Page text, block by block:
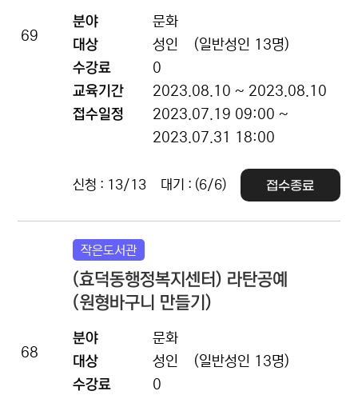
69
분야
문화
대상
성인
(일반성인 13명)
수강료
0
교육기간
2023.08.10 ~ 2023.08.10
접수일정
2023.07.19 09:00 ~
2023.07.31 18:00
신청 : 13/13 대기 : (6/6) 접수종료
68
작은도서관
(효덕동행정복지센터) 라탄공예
(원형바구니 만들기)
분야
문화
대상
성인
(일반성인 13명)
수강료
0